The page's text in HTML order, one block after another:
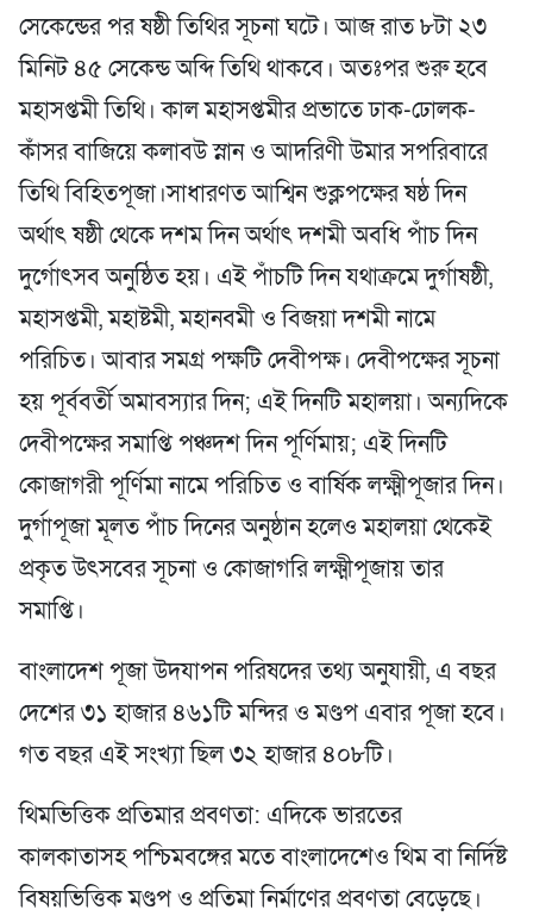
সেকেন্ডের পর ষষ্ঠী তিথির সূচনা ঘটে। আজ রাত ৮টা ২৩
মিনিট ৪৫ সেকেন্ড অব্দি তিথি থাকবে। অতঃপর শুরু হবে
মহাসপ্তমী তিথি। কাল মহাসপ্তমীর প্রভাতে ঢাক-ঢোলক-
কাঁসর বাজিয়ে কলাবউ স্নান ও আদরিণী উমার সপরিবারে
তিথি বিহিতপূজা।সাধারণত আশ্বিন শুক্লপক্ষের ষষ্ঠ দিন
অর্থাৎ ষষ্ঠী থেকে দশম দিন অর্থাৎ দশমী অবধি পাঁচ দিন
দুর্গোৎসব অনুষ্ঠিত হয়। এই পাঁচটি দিন যথাক্রমে দুর্গাষষ্ঠী,
মহাসপ্তমী, মহাষ্টমী, মহানবমী ও বিজয়া দশমী নামে
পরিচিত। আবার সমগ্র পক্ষটি দেবীপক্ষ। দেবীপক্ষের সূচনা
হয় পূর্ববর্তী অমাবস্যার দিন; এই দিনটি মহালয়া। অন্যদিকে
দেবীপক্ষের সমাপ্তি পঞ্চদশ দিন পূর্ণিমায়; এই দিনটি
কোজাগরী পূর্ণিমা নামে পরিচিত ও বার্ষিক লক্ষ্মীপূজার দিন।
দুর্গাপূজা মূলত পাঁচ দিনের অনুষ্ঠান হলেও মহালয়া থেকেই
প্রকৃত উৎসবের সূচনা ও কোজাগরি লক্ষ্মীপূজায় তার
সমাপ্তি।
বাংলাদেশ পূজা উদযাপন পরিষদের তথ্য অনুযায়ী, এ বছর
দেশের ৩১ হাজার ৪৬১টি মন্দির ও মণ্ডপ এবার পূজা হবে।
গত বছর এই সংখ্যা ছিল ৩২ হাজার ৪০৮টি।
থিমভিত্তিক প্রতিমার প্রবণতা: এদিকে ভারতের
কালকাতাসহ পশ্চিমবঙ্গের মতে বাংলাদেশেও থিম বা নির্দিষ্ট
বিষয়ভিত্তিক মণ্ডপ ও প্রতিমা নির্মাণের প্রবণতা বেড়েছে।